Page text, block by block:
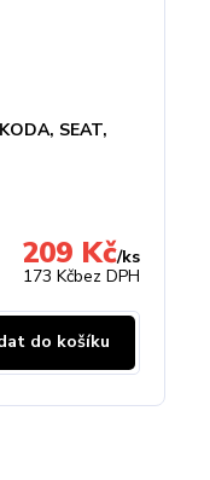
SEAT,
209 Kč/ks
173 Kčbez DPH
do košíku